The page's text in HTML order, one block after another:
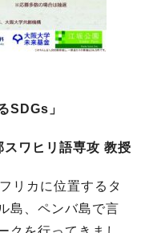
SDGs」
スワヒリ語専攻 教授
リカに位置するタ
島、ペンバ島で言